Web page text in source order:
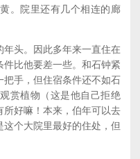
。院里还有几个相连的廊
年头。因此多年来一直住在
比他要差一些。和石钟紧
手，但住宿条件还不如石
赏植物（这是他自己拒绝
好嘛！本来，伯年可以去
个大院里最好的住处，但